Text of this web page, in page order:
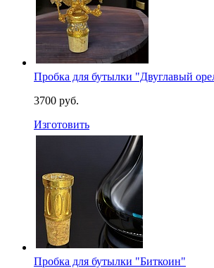
Пробка для бутылки "Двуглавый
3700 руб.
Изготовить
Пробка для бутылки "Биткоин"